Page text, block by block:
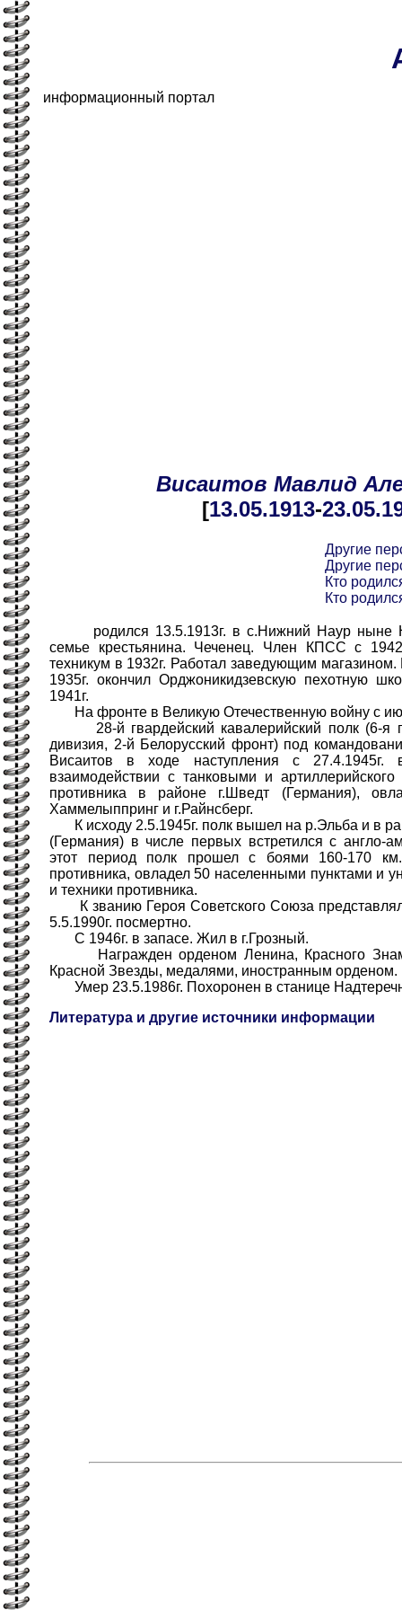
информационный портал
Висаитов Мавлид
[13.05.1913-23.05
Другие
Другие
Кто
Кто
родился 13.5.1913г. в с.Нижний Наур ныне
семье крестьянина. Чеченец. Член КПСС с
техникум в 1932г. Работал заведующим
1935г. окончил Орджоникидзевскую пехотную
1941г.
На фронте в Великую Отечественную войну с
28-й гвардейский кавалерийский полк (6-я
дивизия, 2-й Белорусский фронт) под
Висаитов в ходе наступления с 27.4.1945г.
взаимодействии с танковыми и
противника в районе г.Шведт (Германия),
Хаммелыппринг и г.Райнсберг.
К исходу 2.5.1945г. полк вышел на р.Эльба и в
(Германия) в числе первых встретился с англо-
этот период полк прошел с боями 160-170
противника, овладел 50 населенными пунктами и
и техники противника.
К званию Героя Советского Союза
5.5.1990г. посмертно.
С 1946г. в запасе. Жил в г.Грозный.
Награжден орденом Ленина, Красного
Красной Звезды, медалями, иностранным орденом.
Умер 23.5.1986г. Похоронен в станице
Литература и другие источники информации